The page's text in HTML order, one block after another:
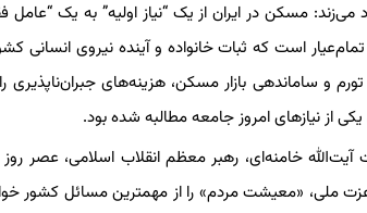
روند ۱۴۰۴، یک واقعیت را فریاد می‌زند: مسکن در ایران از یک “نیاز
است که ثبات خانواده و آینده نیروی انسانی
و ساماندهی بازار مسکن، هزینه‌های
از نیازهای امروز جامعه مطالبه شده بود.
ملی، «معیشت مردم» را از مهمترین مسائل کشور